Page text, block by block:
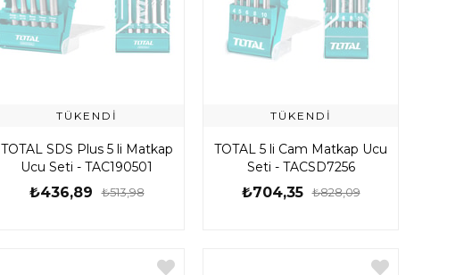
TÜKENDI
TOTAL SDS Plus 5 li Matkap
Ucu Seti - TAC190501
₺436,89 ₺513,98
TÜKENDI
TOTAL 5 li Cam Matkap Ucu
Seti - TACSD7256
₺704,35 ₺828,09